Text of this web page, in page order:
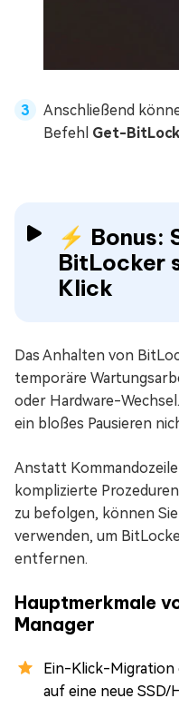
Anschließend
Befehl Get-
⚡ Bonus:
BitLocker
Klick
Das Anhalten von
temporäre
oder Hardware-
ein bloßes Pausieren
Anstatt
komplizierte
zu befolgen, können
verwenden, um
entfernen.
Hauptmerkmale
Manager
Ein-Klick-
auf eine neue SSD/